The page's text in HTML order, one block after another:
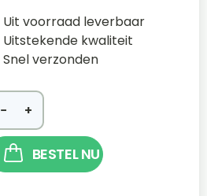
Uit voorraad leverbaar
Uitstekende kwaliteit
Snel verzonden
− +
BESTEL NU